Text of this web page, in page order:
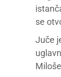
se
Juče